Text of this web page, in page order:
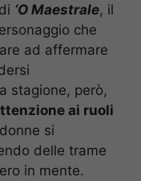
‘O Maestrale, il
che
ad affermare
stagione, però,
ai ruoli
si
delle trame
in mente.